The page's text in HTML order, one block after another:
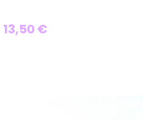
13,50 €